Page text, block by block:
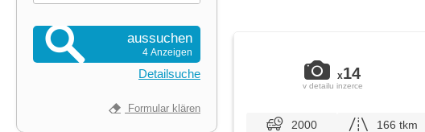
aussuchen
4 Anzeigen
Detailsuche
Formular klären
x14
v detailu inzerce
2000 166 tkm